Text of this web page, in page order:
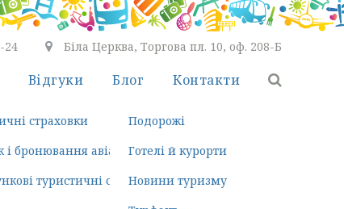
24 Біла Церква, Торгова пл. 10, оф. 208-Б
страховки
бронювання авіаквитків
туристичні сертифікати
Відгуки Блог
Подорожі
Готелі й курорти
Новини туризму
Контакти
в